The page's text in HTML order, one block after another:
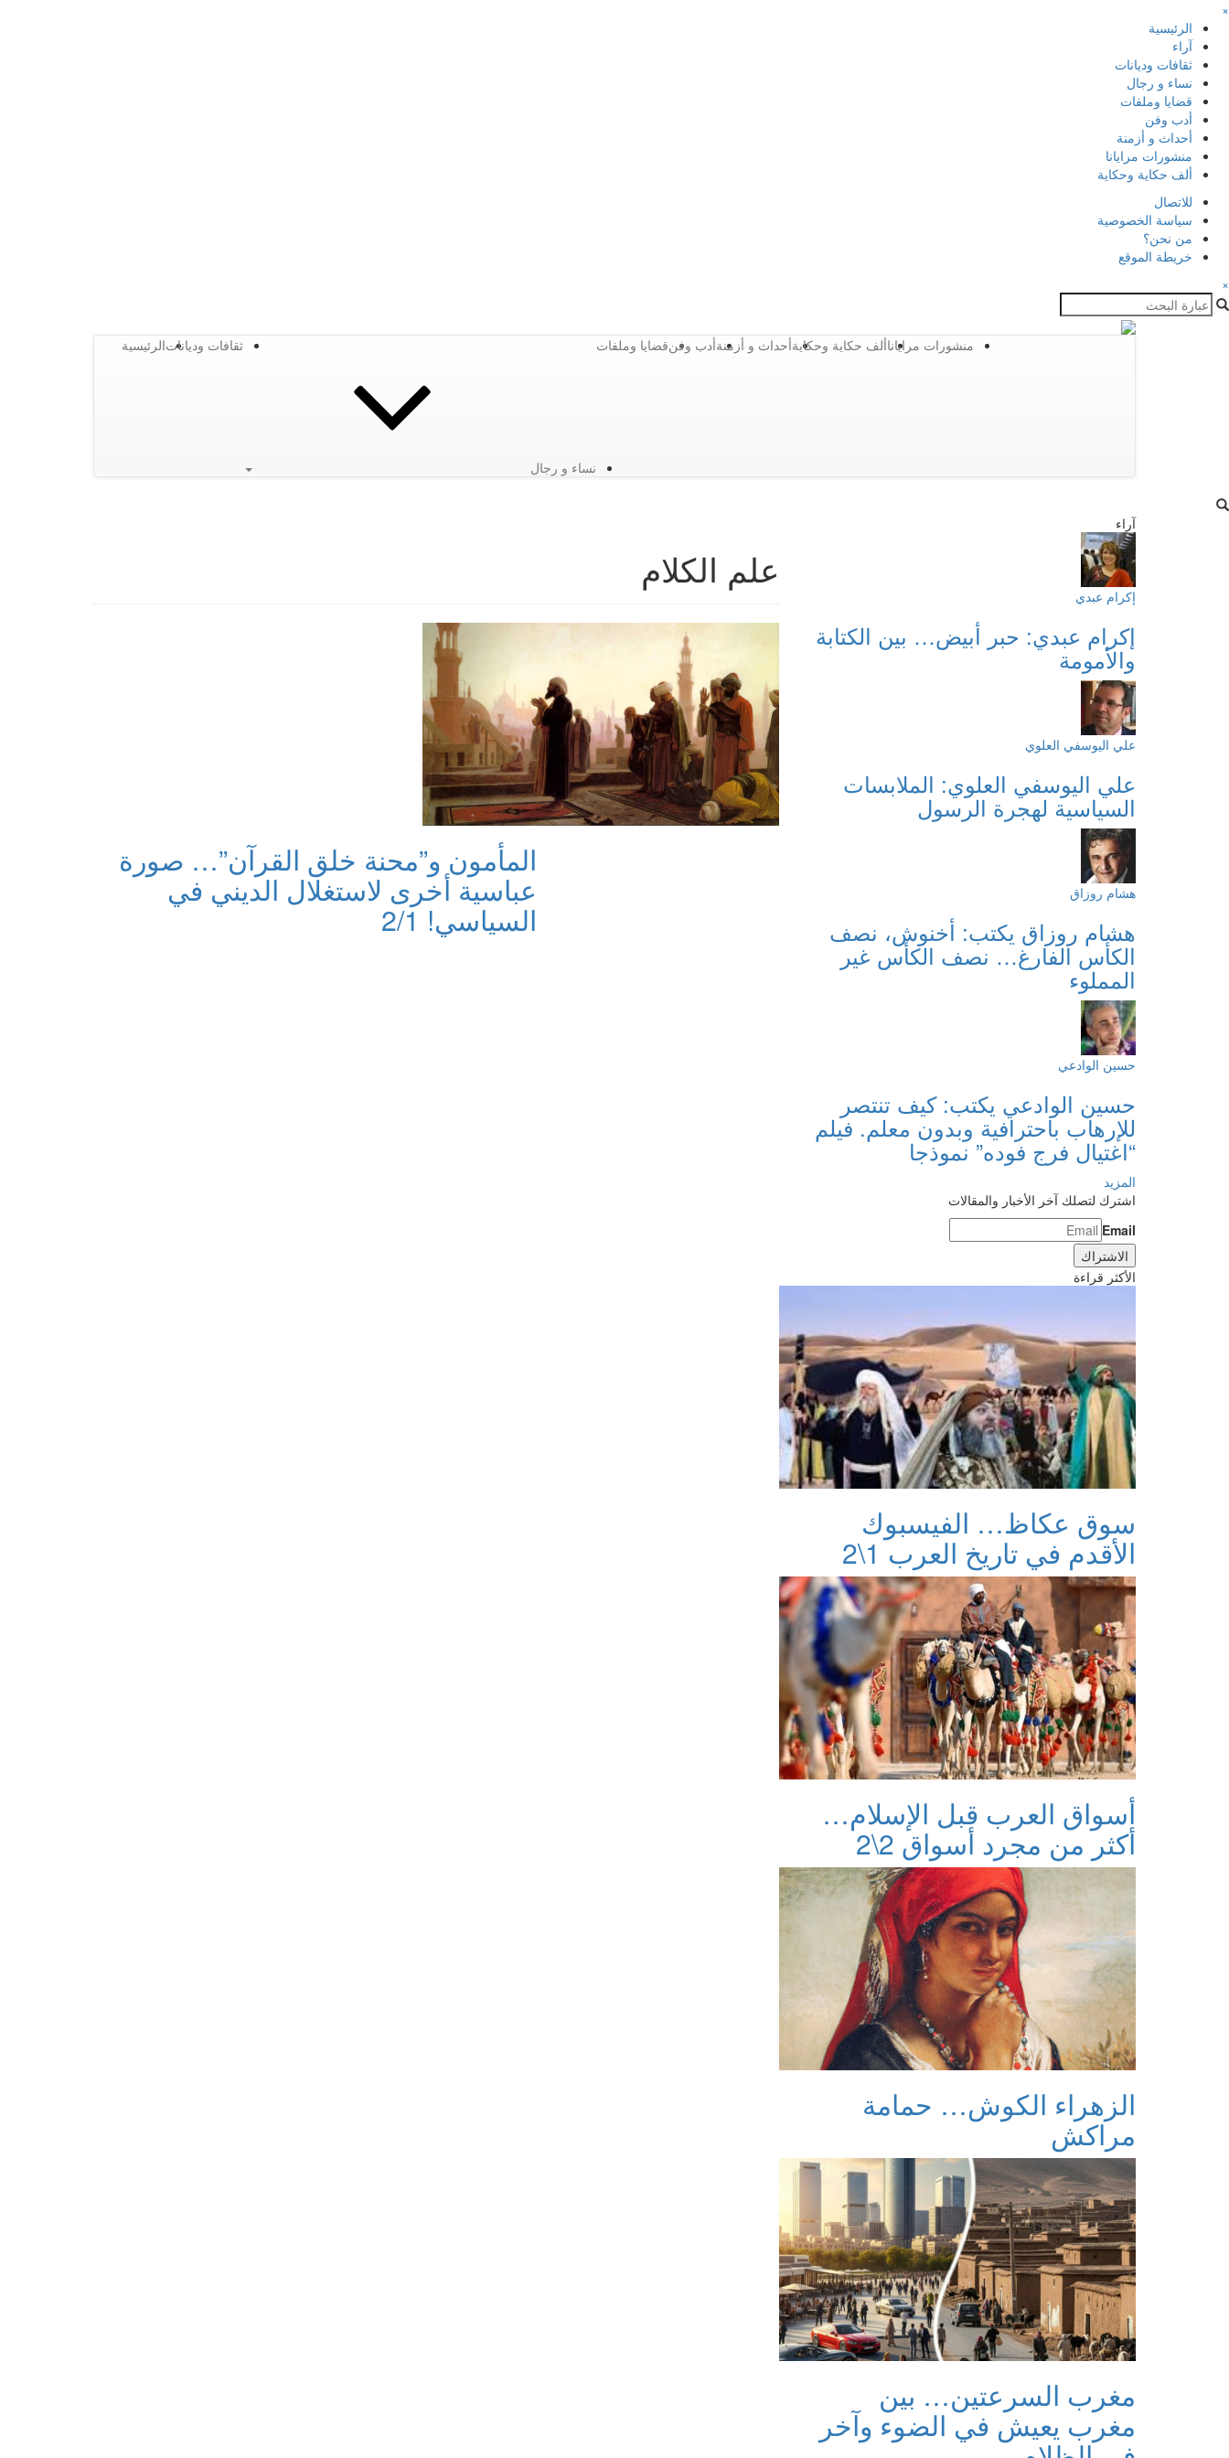
×
الرئيسية
آراء
ثقافات وديانات
نساء و رجال
قضايا وملفات
أدب وفن
أحداث و أزمنة
منشورات مرايانا
ألف حكاية وحكاية
للاتصال
سياسة الخصوصية
من نحن؟
خريطة الموقع
×
الرئيسيةثقافات وديانات
نساء و رجال
قضايا وملفاتأدب وفنأحداث و أزمنةألف حكاية وحكايةمنشورات مرايانا
علم الكلام
المأمون و”محنة خلق القرآن”… صورة
عباسية أخرى لاستغلال الديني في
السياسي! 2/1
آراء
إكرام عبدي
إكرام عبدي: حبر أبيض… بين الكتابة
والأمومة
علي اليوسفي العلوي
علي اليوسفي العلوي: الملابسات
السياسية لهجرة الرسول
هشام روزاق
هشام روزاق يكتب: أخنوش، نصف
الكأس الفارغ… نصف الكأس غير
المملوء
حسين الوادعي
حسين الوادعي يكتب: كيف تنتصر
للإرهاب باحترافية وبدون معلم. فيلم
“اغتيال فرج فوده” نموذجا
المزيد
اشترك لتصلك آخر الأخبار والمقالات
Email
الأكثر قراءة
سوق عكاظ… الفيسبوك
الأقدم في تاريخ العرب 1\2
أسواق العرب قبل الإسلام…
أكثر من مجرد أسواق 2\2
الزهراء الكوش… حمامة
مراكش
مغرب السرعتين… بين
مغرب يعيش في الضوء وآخر